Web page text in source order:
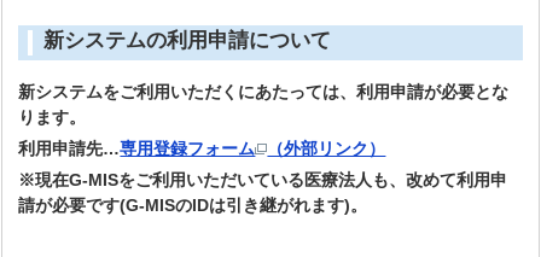
新システムの利用申請について
新システムをご利用いただくにあたっては、利用申請が必要とな
ります。
利用申請先…専用登録フォーム
（外部リンク）
※現在G-MISをご利用いただいている医療法人も、改めて利用申
請が必要です(G-MISのIDは引き継がれます)。